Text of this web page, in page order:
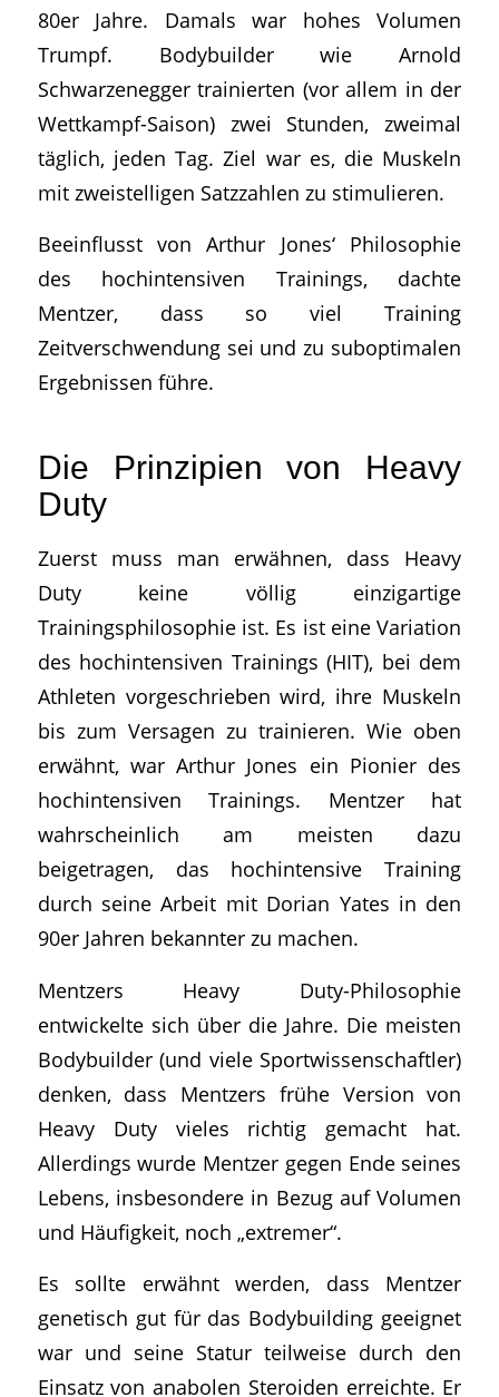
80er Jahre. Damals war hohes Volumen
Trumpf. Bodybuilder wie Arnold
Schwarzenegger trainierten (vor allem in der
Wettkampf-Saison) zwei Stunden, zweimal
täglich, jeden Tag. Ziel war es, die Muskeln
mit zweistelligen Satzzahlen zu stimulieren.
Beeinflusst von Arthur Jones‘ Philosophie
des hochintensiven Trainings, dachte
Mentzer, dass so viel Training
Zeitverschwendung sei und zu suboptimalen
Ergebnissen führe.
Die Prinzipien von Heavy
Duty
Zuerst muss man erwähnen, dass Heavy
Duty keine völlig einzigartige
Trainingsphilosophie ist. Es ist eine Variation
des hochintensiven Trainings (HIT), bei dem
Athleten vorgeschrieben wird, ihre Muskeln
bis zum Versagen zu trainieren. Wie oben
erwähnt, war Arthur Jones ein Pionier des
hochintensiven Trainings. Mentzer hat
wahrscheinlich am meisten dazu
beigetragen, das hochintensive Training
durch seine Arbeit mit Dorian Yates in den
90er Jahren bekannter zu machen.
Mentzers Heavy Duty-Philosophie
entwickelte sich über die Jahre. Die meisten
Bodybuilder (und viele Sportwissenschaftler)
denken, dass Mentzers frühe Version von
Heavy Duty vieles richtig gemacht hat.
Allerdings wurde Mentzer gegen Ende seines
Lebens, insbesondere in Bezug auf Volumen
und Häufigkeit, noch „extremer“.
Es sollte erwähnt werden, dass Mentzer
genetisch gut für das Bodybuilding geeignet
war und seine Statur teilweise durch den
Einsatz von anabolen Steroiden erreichte. Er